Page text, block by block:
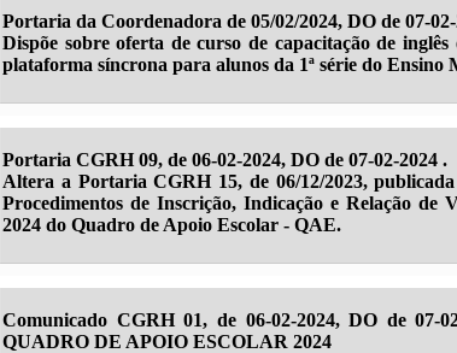
Portaria da Coordenadora de 05/02/2024, DO de 07-
Dispõe sobre oferta de curso de capacitação de
plataforma síncrona para alunos da 1ª série do Ensino
Portaria CGRH 09, de 06-02-2024, DO de 07-02-2024 .
Altera a Portaria CGRH 15, de 06/12/2023,
Procedimentos de Inscrição, Indicação e Relação de
2024 do Quadro de Apoio Escolar - QAE.
Comunicado CGRH 01, de 06-02-2024, DO de 07-
QUADRO DE APOIO ESCOLAR 2024